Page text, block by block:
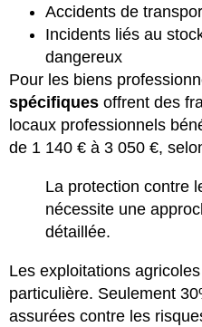
Accidents de
Incidents liés au
dangereux
Pour les biens
spécifiques offrent des
locaux professionnels
de 1 140 € à 3 050 €,
La protection contre
nécessite une
détaillée.
Les exploitations
particulière. Seulement
assurées contre les